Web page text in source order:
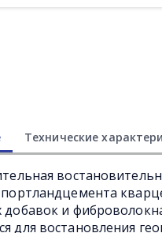
Технические
добавок и
для востановления